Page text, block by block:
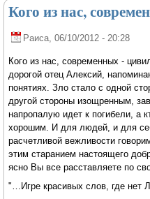
Кого из нас,
Раиса, 06/10/2012 - 20:28
Кого из нас, современных -
дорогой отец Алексий,
понятиях. Зло стало с одной
другой стороны изощренным,
напропалую идет к погибели, а
хорошим. И для людей, и для
расчетливой вежливости
этим старанием настоящего
ясно Вы все расставляете по
"…Игре красивых слов, где нет